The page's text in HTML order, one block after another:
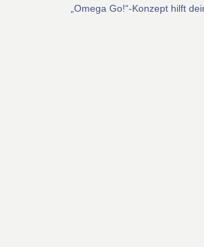
„Omega Go!“-Konzept hilft